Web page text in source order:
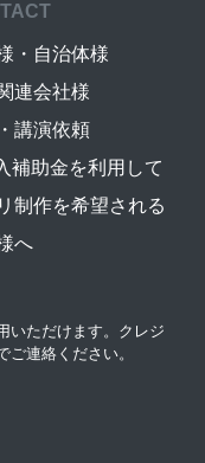
・自治体様
連会社様
講演依頼
補助金を利用して
制作を希望される
へ
いただけます。クレジ
連絡ください。